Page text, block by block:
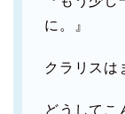
に。』
クラリスは
どうしてこ